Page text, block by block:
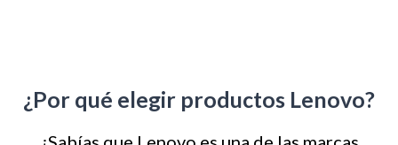
¿Por qué elegir productos Lenovo?